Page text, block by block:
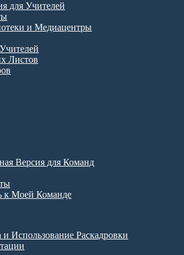
для Учителей
и Медиацентры
Листов
Версия для Команд
к Моей Команде
Использование Раскадровки